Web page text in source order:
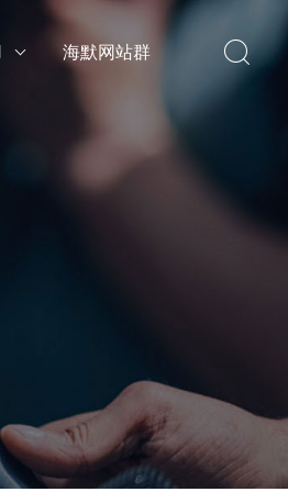
海默网站群 